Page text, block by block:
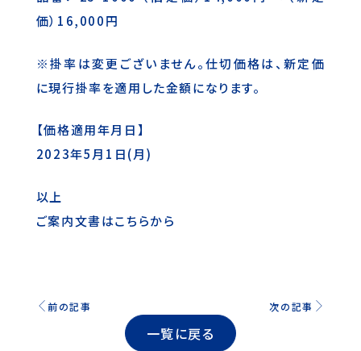
価）16,000円
※掛率は変更ございません。仕切価格は、新定価
に現行掛率を適用した金額になります。
【価格適用年月日】
2023年5月1日(月)
以上
ご案内文書はこちらから
前の記事
一覧に戻る
次の記事